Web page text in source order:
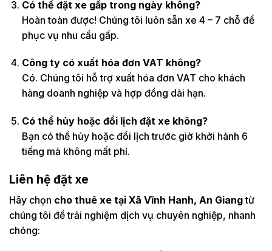
Có thể đặt xe gấp trong ngày không?
Hoàn toàn được! Chúng tôi luôn sẵn xe 4 – 7 chỗ để
phục vụ nhu cầu gấp.
Công ty có xuất hóa đơn VAT không?
Có. Chúng tôi hỗ trợ xuất hóa đơn VAT cho khách
hàng doanh nghiệp và hợp đồng dài hạn.
Có thể hủy hoặc đổi lịch đặt xe không?
Bạn có thể hủy hoặc đổi lịch trước giờ khởi hành 6
tiếng mà không mất phí.
Liên hệ đặt xe
Hãy chọn cho thuê xe tại Xã Vĩnh Hanh, An Giangtừ
chúng tôi để trải nghiệm dịch vụ chuyên nghiệp, nhanh
chóng: